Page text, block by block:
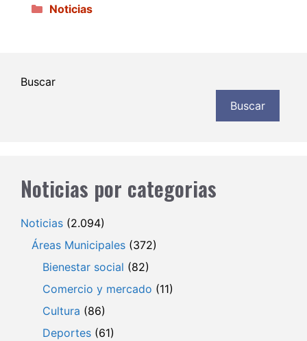
Categorías
Noticias
Buscar
Buscar
Noticias por categorias
Noticias (2.094)
Áreas Municipales (372)
Bienestar social (82)
Comercio y mercado (11)
Cultura (86)
Deportes (61)